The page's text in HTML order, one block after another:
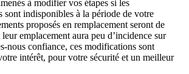
à modifier vos étapes si les
sont indisponibles à la période de votre
proposés en remplacement seront de
emplacement aura peu d’incidence sur
nous confiance, ces modifications sont
intérêt, pour votre sécurité et un meilleur